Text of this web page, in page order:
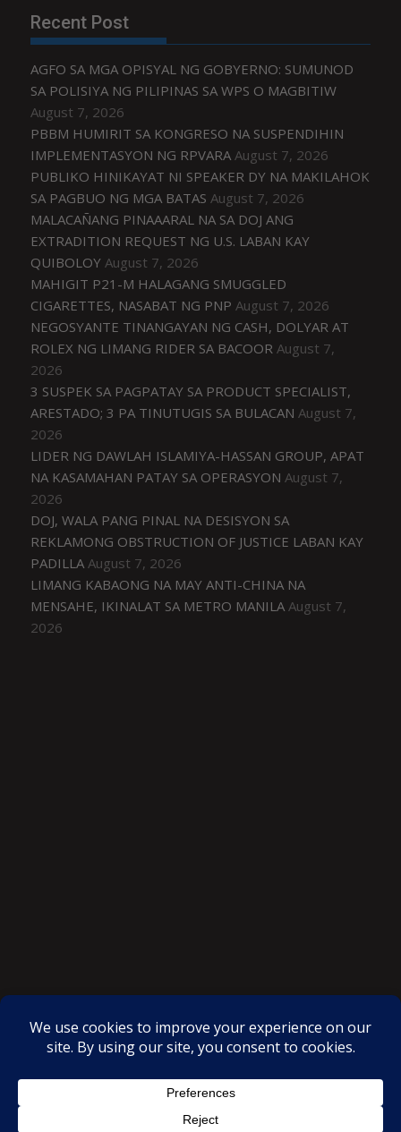
Recent Post
AGFO SA MGA OPISYAL NG GOBYERNO: SUMUNOD
SA POLISIYA NG PILIPINAS SA WPS O MAGBITIW
August 7, 2026
PBBM HUMIRIT SA KONGRESO NA SUSPENDIHIN
IMPLEMENTASYON NG RPVARA August 7, 2026
PUBLIKO HINIKAYAT NI SPEAKER DY NA MAKILAHOK
SA PAGBUO NG MGA BATAS August 7, 2026
MALACAÑANG PINAAARAL NA SA DOJ ANG
EXTRADITION REQUEST NG U.S. LABAN KAY
QUIBOLOY August 7, 2026
MAHIGIT P21-M HALAGANG SMUGGLED
CIGARETTES, NASABAT NG PNP August 7, 2026
NEGOSYANTE TINANGAYAN NG CASH, DOLYAR AT
ROLEX NG LIMANG RIDER SA BACOOR August 7,
2026
3 SUSPEK SA PAGPATAY SA PRODUCT SPECIALIST,
ARESTADO; 3 PA TINUTUGIS SA BULACAN August 7,
2026
LIDER NG DAWLAH ISLAMIYA-HASSAN GROUP, APAT
NA KASAMAHAN PATAY SA OPERASYON August 7,
2026
DOJ, WALA PANG PINAL NA DESISYON SA
REKLAMONG OBSTRUCTION OF JUSTICE LABAN KAY
PADILLA August 7, 2026
LIMANG KABAONG NA MAY ANTI-CHINA NA
MENSAHE, IKINALAT SA METRO MANILA August 7,
2026